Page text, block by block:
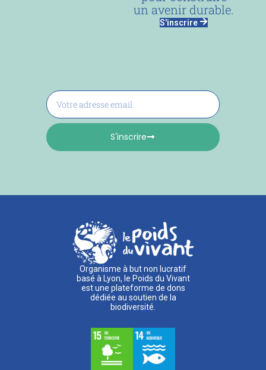
un avenir durable.
S'inscrire
S'inscrire
Organisme à but non lucratif
basé à Lyon, le Poids du Vivant
est une plateforme de dons
dédiée au soutien de la
biodiversité.